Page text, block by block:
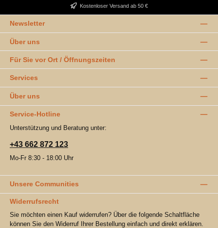
Kostenloser Versand ab 50 €
Newsletter
Über uns
Für Sie vor Ort / Öffnungszeiten
Services
Über uns
Service-Hotline
Unterstützung und Beratung unter:
+43 662 872 123
Mo-Fr 8:30 - 18:00 Uhr
Unsere Communities
Widerrufsrecht
Sie möchten einen Kauf widerrufen? Über die folgende Schaltfläche
können Sie den Widerruf Ihrer Bestellung einfach und direkt erklären.